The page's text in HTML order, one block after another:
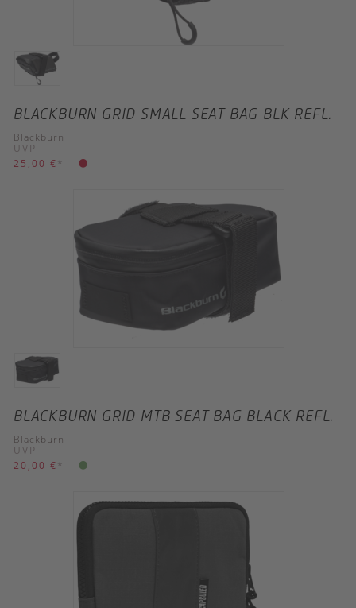
BLACKBURN GRID SMALL SEAT BAG BLK REFL.
Blackburn
UVP
25,00 € *
BLACKBURN GRID MTB SEAT BAG BLACK REFL.
Blackburn
UVP
20,00 € *